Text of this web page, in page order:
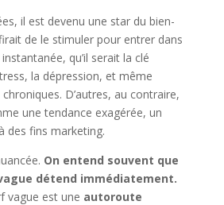
il est devenu une star du bien-
de le stimuler pour entrer dans
qu’il serait la clé
la dépression, et même
D’autres, au contraire,
une tendance exagérée, un
des fins marketing.
On entend souvent que
détend immédiatement.
vague est une autoroute